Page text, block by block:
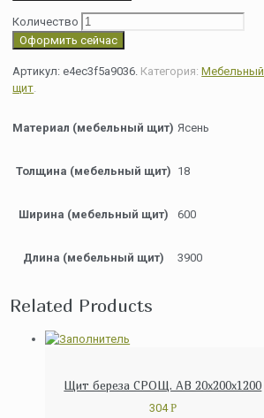
Количество
Оформить сейчас
Артикул:e4ec3f5a9036. Категория:Мебельный
щит.
Материал (мебельный щит) Ясень
Толщина (мебельный щит) 18
Ширина (мебельный щит) 600
Длина (мебельный щит) 3900
Related Products
Щит береза СРОЩ. АВ 20x200x1200
304Р